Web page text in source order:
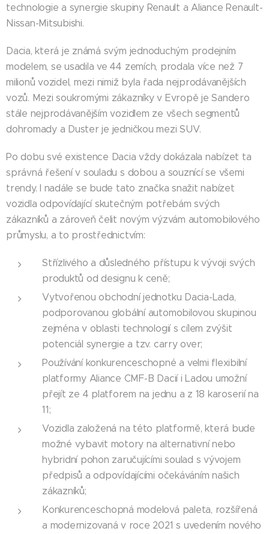
technologie a synergie skupiny Renault a Aliance Renault-
Nissan-Mitsubishi.
Dacia, která je známá svým jednoduchým prodejním
modelem, se usadila ve 44 zemích, prodala více než 7
milionů vozidel, mezi nimiž byla řada nejprodávanějších
vozů. Mezi soukromými zákazníky v Evropě je Sandero
stále nejprodávanějším vozidlem ze všech segmentů
dohromady a Duster je jedničkou mezi SUV.
Po dobu své existence Dacia vždy dokázala nabízet ta
správná řešení v souladu s dobou a souznící se všemi
trendy. I nadále se bude tato značka snažit nabízet
vozidla odpovídající skutečným potřebám svých
zákazníků a zároveň čelit novým výzvám automobilového
průmyslu, a to prostřednictvím:
Střízlivého a důsledného přístupu k vývoji svých
produktů od designu k ceně;
Vytvořenou obchodní jednotku Dacia-Lada,
podporovanou globální automobilovou skupinou
zejména v oblasti technologií s cílem zvýšit
potenciál synergie a tzv. carry over;
Používání konkurenceschopné a velmi flexibilní
platformy Aliance CMF-B Dacií i Ladou umožní
přejít ze 4 platforem na jednu a z 18 karoserií na
11;
Vozidla založená na této platformě, která bude
možné vybavit motory na alternativní nebo
hybridní pohon zaručujícími soulad s vývojem
předpisů a odpovídajícími očekáváním našich
zákazníků;
Konkurenceschopná modelová paleta, rozšířená
a modernizovaná v roce 2021 s uvedením nového